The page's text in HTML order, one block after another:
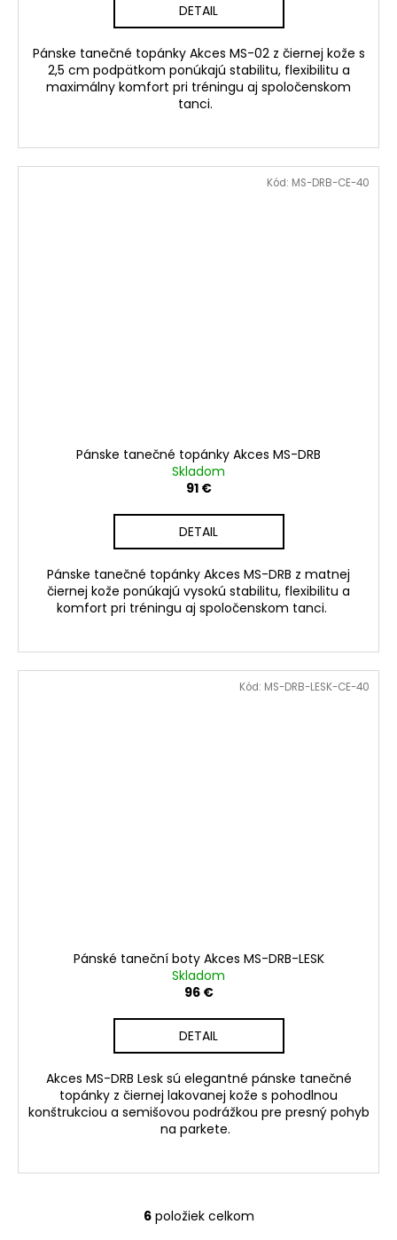
DETAIL
Pánske tanečné topánky Akces MS-02 z čiernej kože s
2,5 cm podpätkom ponúkajú stabilitu, flexibilitu a
maximálny komfort pri tréningu aj spoločenskom
tanci.
Pánske tanečné topánky Akces MS-DRB
Skladom
91 €
DETAIL
Pánske tanečné topánky Akces MS-DRB z matnej
čiernej kože ponúkajú vysokú stabilitu, flexibilitu a
komfort pri tréningu aj spoločenskom tanci.
Kód: MS-DRB-CE-40
Pánské taneční boty Akces MS-DRB-LESK
Skladom
96 €
DETAIL
Akces MS-DRB Lesk sú elegantné pánske tanečné
topánky z čiernej lakovanej kože s pohodlnou
konštrukciou a semišovou podrážkou pre presný pohyb
na parkete.
Kód: MS-DRB-LESK-CE-40
O
6položiek celkom